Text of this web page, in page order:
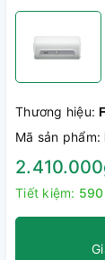
Thương hiệu:
Mã sản phẩm:
Tiết kiệm: